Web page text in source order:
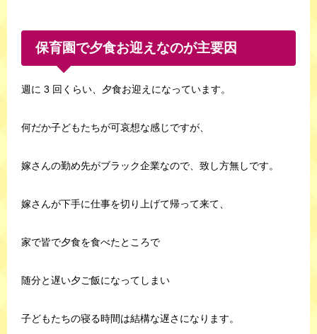
保育園で夕食お迎えなのが主要因
週に 3 回くらい、夕食お迎えになっています。
何だか子どもたちが可哀想な感じですが、
嫁さんの勤め先がブラック企業なので、致し方無しです。
嫁さんが下手に仕事を切り上げて帰って来て、
家で皆で夕食を食べたところで
随分と遅い夕ご飯になってしまい
子どもたちの寝る時間は結構な遅さになります。